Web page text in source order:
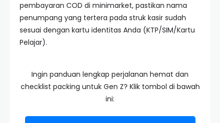
pembayaran COD di minimarket, pastikan nama
penumpang yang tertera pada struk kasir sudah
sesuai dengan kartu identitas Anda (KTP/SIM/Kartu
Pelajar).
Ingin panduan lengkap perjalanan hemat dan
checklist packing untuk Gen Z? Klik tombol di bawah
ini: